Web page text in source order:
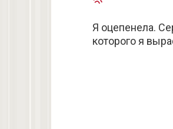
Я оцепенела.
которого я